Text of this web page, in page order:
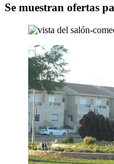
Se muestran ofertas